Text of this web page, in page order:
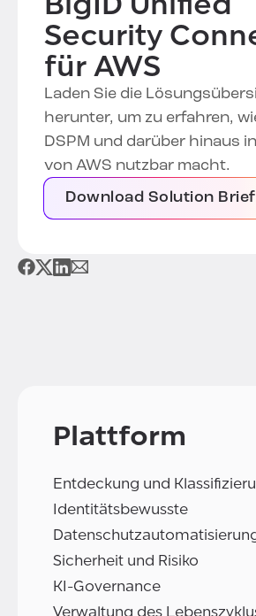
Security
für AWS
Laden Sie die
herunter, um zu erfahren,
DSPM und darüber hinaus
von AWS nutzbar macht.
Download Solution Brief
Plattform
Entdeckung und
Identitätsbewusste
Sicherheit und Risiko
KI-Governance
Verwaltung des